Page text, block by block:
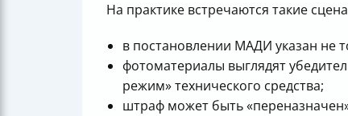
На практике встречаются такие
в постановлении МАДИ указан не
фотоматериалы выглядят
режим» технического средства;
штраф может быть